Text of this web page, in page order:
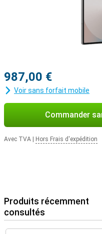
987,00 €
Voir sans forfait mobile
Commander
Avec TVA Hors Frais d'expédition
Produits récemment
consultés